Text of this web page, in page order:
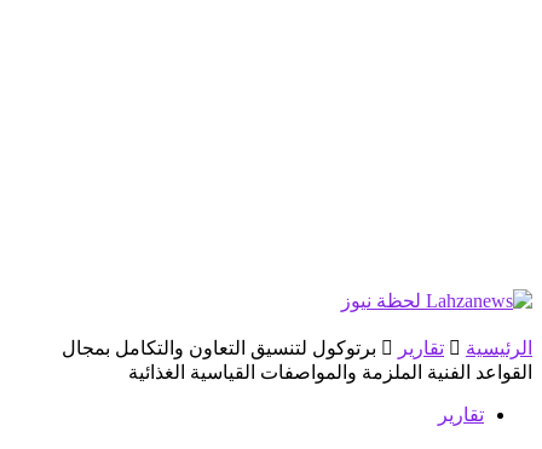
الرئيسية تقارير
برتوكول لتنسيق التعاون والتكامل بمجال
القواعد الفنية الملزمة والمواصفات القياسية الغذائية
تقارير